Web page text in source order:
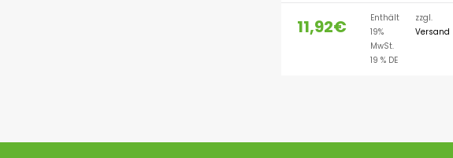
11,92€
Enthält
19%
MwSt.
19 % DE
zzgl.
Versand